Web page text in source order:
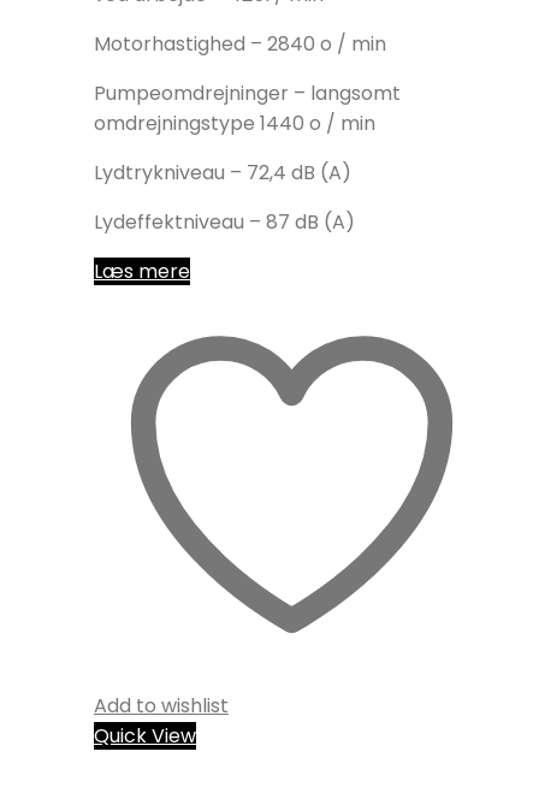
Motorhastighed – 2840 o / min
Pumpeomdrejninger – langsomt
omdrejningstype 1440 o / min
Lydtrykniveau – 72,4 dB (A)
Lydeffektniveau – 87 dB (A)
Læs mere
Add to wishlist
Quick View